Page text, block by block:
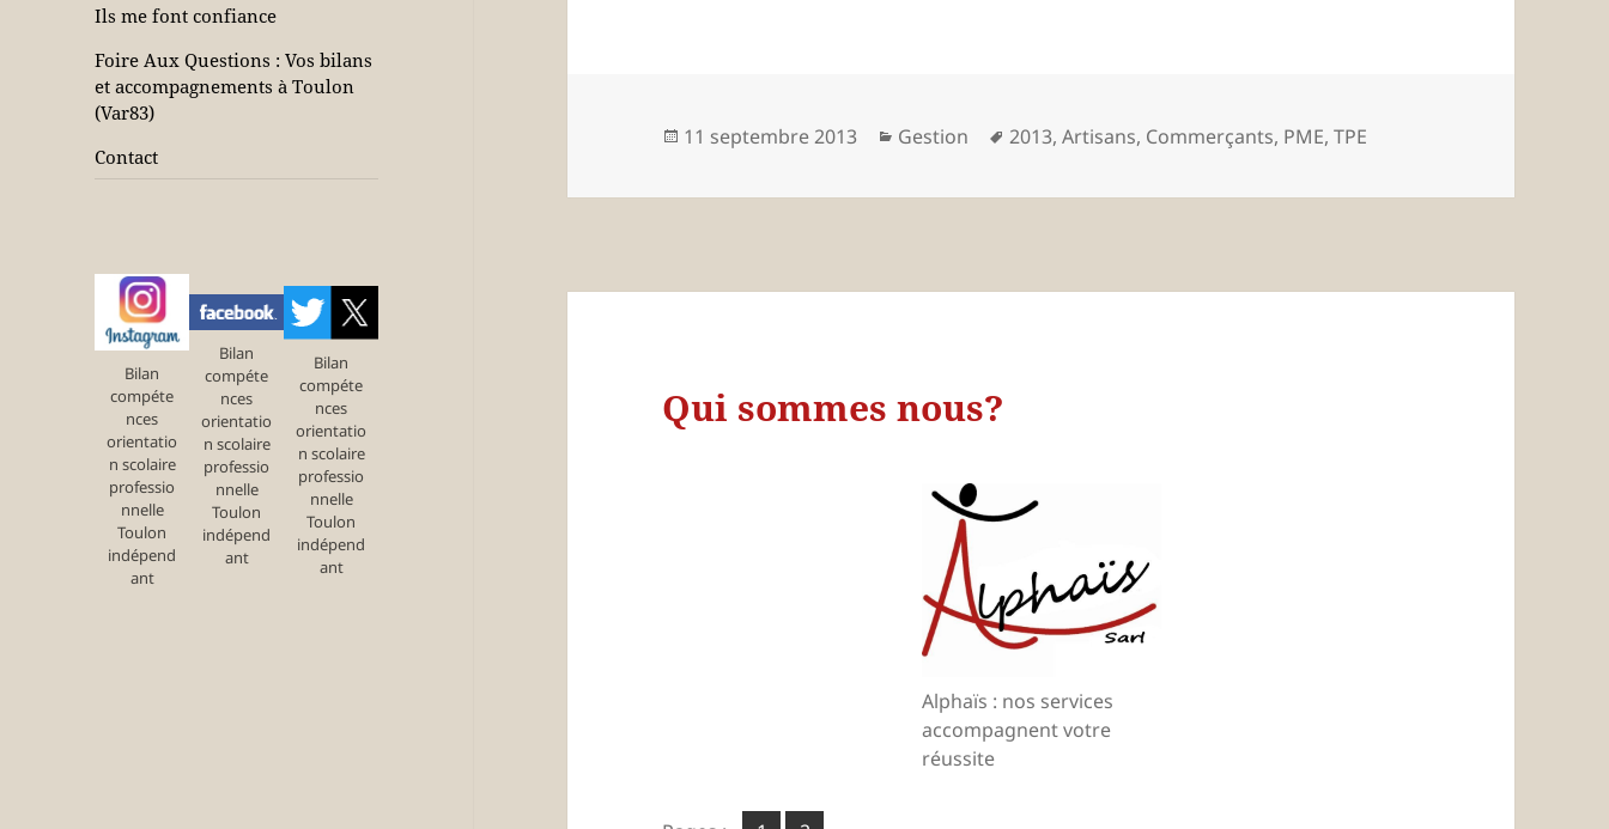
Ils me font confiance
Foire Aux Questions : Vos bilans
et accompagnements à Toulon
(Var83)
Contact
Bilan
compéte
nces
orientatio
n scolaire
professio
nnelle
Toulon
indépend
ant
Bilan
compéte
nces
orientatio
n scolaire
professio
nnelle
Toulon
indépend
ant
Bilan
compéte
nces
orientatio
n scolaire
professio
nnelle
Toulon
indépend
ant
Publié
11 septembre 2013 Catégories
Gestion
Mots-
2013,Artisans, Commerçants, PME,TPE
Qui sommes nous?
Alphaïs : nos services
accompagnent votre
réussite